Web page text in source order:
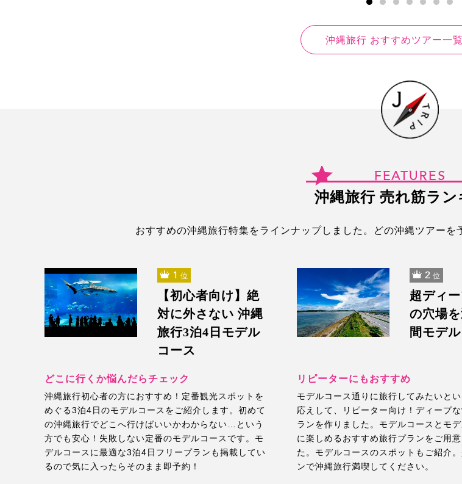
沖縄旅行 おすすめツアー一
FEATURES
沖縄旅行 売れ筋ラ
おすすめの沖縄旅行特集をラインナップしました。どの沖縄ツアーを
1 位
【初心者向け】絶
対に外さない 沖縄
旅行3泊4日モデル
コース
どこに行くか悩んだらチェック
沖縄旅行初心者の方におすすめ！定番観光スポットを
めぐる3泊4日のモデルコースをご紹介します。初めて
の沖縄旅行でどこへ行けばいいかわからない…という
方でも安心！失敗しない定番のモデルコースです。モ
デルコースに最適な3泊4日フリープランも掲載してい
るので気に入ったらそのまま即予約！
2 位
超ディ
の穴場
間モデ
リピーターにもおすすめ
モデルコース通りに旅行してみたいと
応えして、リピーター向け！ディープ
ランを作りました。モデルコースとモ
に楽しめるおすすめ旅行プランをご用
た。モデルコースのスポットもご紹介
ンで沖縄旅行満喫してください。